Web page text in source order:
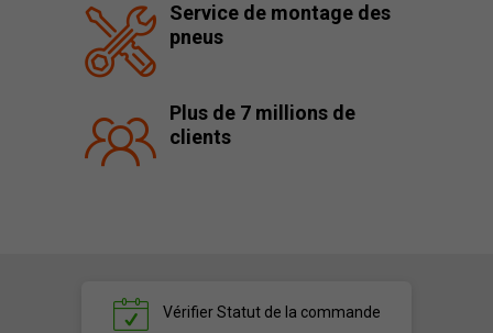
Service de montage des
pneus
Plus de 7 millions de
clients
VérifierStatut de la commande